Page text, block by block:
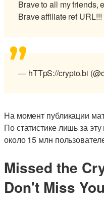
Brave to all my friends,
Brave affiliate ref URL!!!
— hTTpS://crypto.bi
На момент публикации
По статистике лишь за
около 15 млн
Missed the
Don't Miss